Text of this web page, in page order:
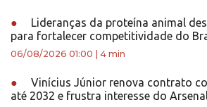
●
Lideranças da proteína animal
para fortalecer competitividade do
06/08/2026 01:00 4 min
●
Vinícius Júnior renova contrato
até 2032 e frustra interesse do